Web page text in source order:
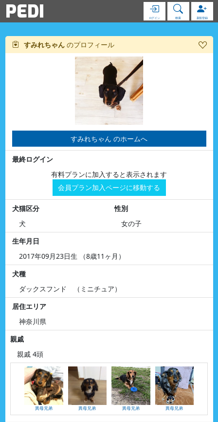
PEDI ログイン 検索 新規登録
すみれちゃん のプロフィール
すみれちゃん のホームへ
最終ログイン
有料プランに加入すると表示されます
会員プラン加入ページに移動する
犬猫区分
犬
性別
女の子
生年月日
2017年09月23日生 （8歳11ヶ月）
犬種
ダックスフンド （ミニチュア）
居住エリア
神奈川県
親戚
親戚 4頭
異母兄弟 異母兄弟 異母兄弟 異母兄弟